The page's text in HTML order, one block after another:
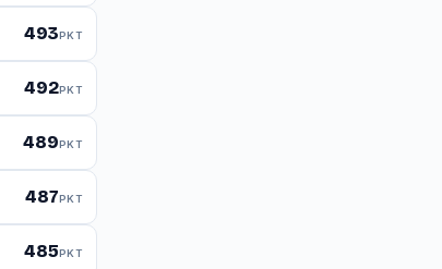
493PKT
492PKT
489PKT
487PKT
485PKT